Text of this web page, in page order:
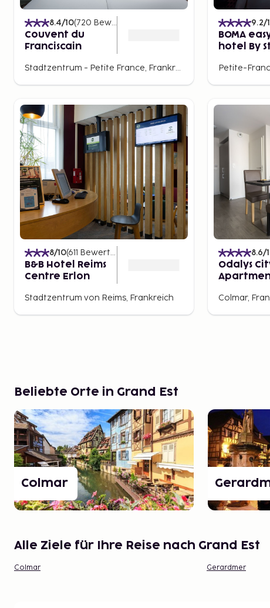
8.4/10(720 Bewertungen
Couvent du
Franciscain
Stadtzentrum - Petite France, Frankreich
9.2/
BOMA
hotel By
Petite-
8/10(611 Bewertungen
B&B Hotel Reims
Centre Erlon
Stadtzentrum von Reims, Frankreich
8.6/
Odalys
Colmar,
Beliebte Orte in Grand Est
Colmar
Alle Ziele für Ihre Reise nach Grand Est
Colmar Gerardmer